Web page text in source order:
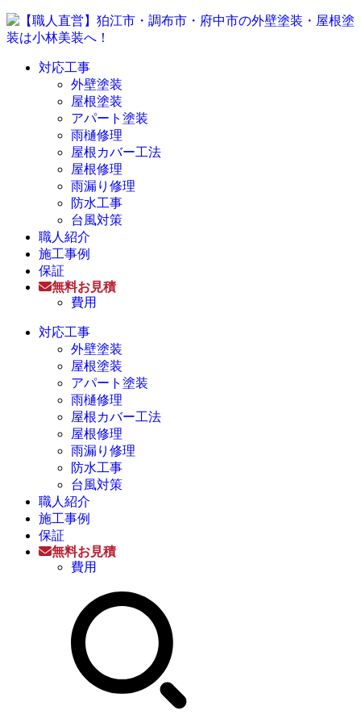
対応工事
外壁塗装
屋根塗装
アパート塗装
雨樋修理
屋根カバー工法
屋根修理
雨漏り修理
防水工事
台風対策
職人紹介
施工事例
保証
無料お見積
費用
対応工事
外壁塗装
屋根塗装
アパート塗装
雨樋修理
屋根カバー工法
屋根修理
雨漏り修理
防水工事
台風対策
職人紹介
施工事例
保証
無料お見積
費用